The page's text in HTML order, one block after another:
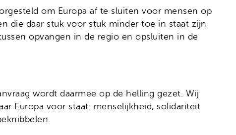
om Europa af te sluiten voor mensen op
die daar stuk voor stuk minder toe in staat zijn
opvangen in de regio en opsluiten in de
wordt daarmee op de helling gezet. Wij
Europa voor staat: menselijkheid, solidariteit